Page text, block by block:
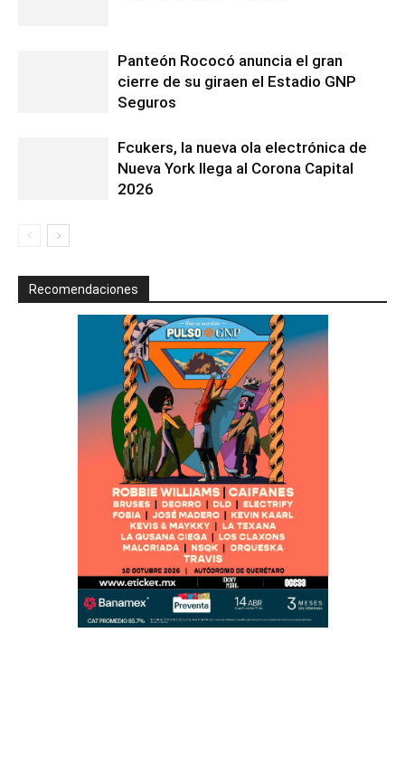
Panteón Rococó anuncia el gran
cierre de su giraen el Estadio GNP
Seguros
Fcukers, la nueva ola electrónica de
Nueva York llega al Corona Capital
2026
Recomendaciones